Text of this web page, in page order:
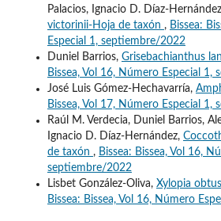
Palacios, Ignacio D. Díaz-
victorinii-Hoja de taxón , Bissea:
Especial 1, septiembre/2022
Duniel Barrios, Grisebachianthus
Bissea, Vol 16, Número Especial 1,
José Luis Gómez-Hechavarría,
Bissea, Vol 17, Número Especial 1,
Raúl M. Verdecia, Duniel Barrios,
Ignacio D. Díaz-Hernández,
de taxón , Bissea: Bissea, Vol 16,
septiembre/2022
Lisbet González-Oliva, Xylopia
Bissea: Bissea, Vol 16, Número